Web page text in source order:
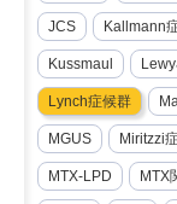
JCS Kallmann
Kussmaul
Lynch症候群
MGUS Miritzzi
MTX-LPD MTX